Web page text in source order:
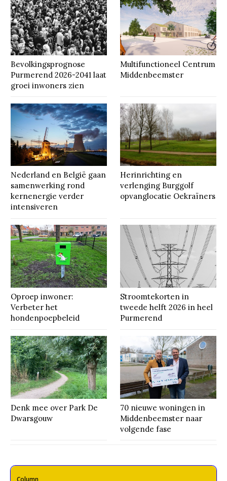
Bevolkingsprognose
Purmerend 2026-2041 laat
groei inwoners zien
Multifunctioneel Centrum
Middenbeemster
Nederland en België gaan
samenwerking rond
kernenergie verder
intensiveren
Herinrichting en
verlenging Burggolf
opvanglocatie Oekraïners
Oproep inwoner:
Verbeter het
hondenpoepbeleid
Stroomtekorten in
tweede helft 2026 in heel
Purmerend
Denk mee over Park De
Dwarsgouw
70 nieuwe woningen in
Middenbeemster naar
volgende fase
Column